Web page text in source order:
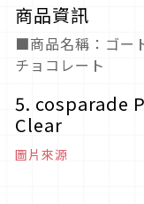
商品資訊
■商品名稱：ゴー
チョコレート
5. cosparade
Clear
圖片來源